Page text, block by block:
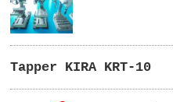
Tapper KIRA KRT-10